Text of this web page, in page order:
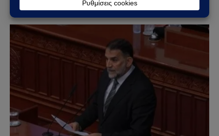
22/04/2025